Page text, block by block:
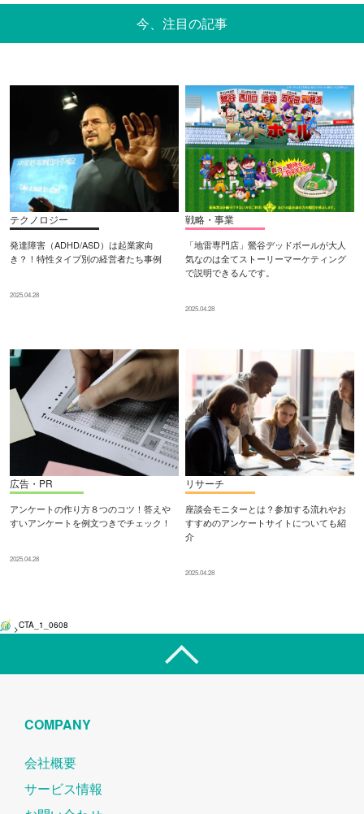
今、注目の記事
テクノロジー
発達障害（ADHD/ASD）は起業家向
き？！特性タイプ別の経営者たち事例
2025.04.28
戦略・事業
「地雷専門店」鶯谷デッドボールが大人
気なのは全てストーリーマーケティング
で説明できるんです。
2025.04.28
広告・PR
アンケートの作り方８つのコツ！答えや
すいアンケートを例文つきでチェック！
2025.04.28
リサーチ
座談会モニターとは？参加する流れやお
すすめのアンケートサイトについても紹
介
2025.04.28
>CTA_1_0608
COMPANY
会社概要
サービス情報